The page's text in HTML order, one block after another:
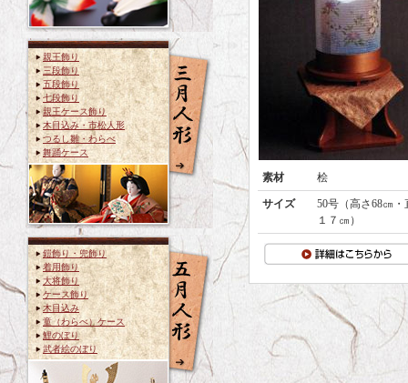
親王飾り
三段飾り
五段飾り
七段飾り
親王ケース飾り
木目込み・市松人形
つるし雛・わらべ
舞踊ケース
鎧飾り・兜飾り
着用飾り
大将飾り
ケース飾り
木目込み
童（わらべ）ケース
鯉のぼり
武者絵のぼり
素材 桧
サイズ
50号（高さ68㎝・
１７㎝）